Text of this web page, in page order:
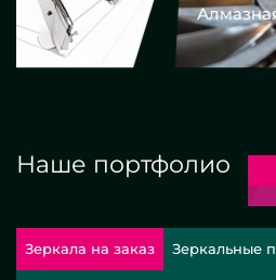
Алмазная гравировка
Наше портфолио
Зеркала на заказ Зеркальные